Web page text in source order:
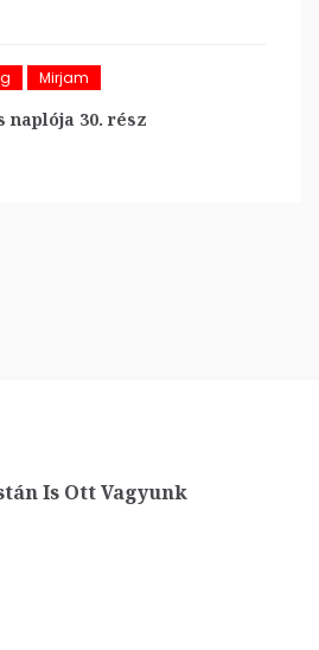
Mirjam
naplója 30. rész
Is Ott Vagyunk